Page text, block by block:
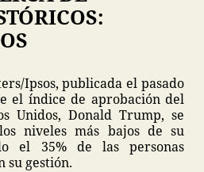
Ipsos, publicada el pasado
el índice de aprobación del
Unidos, Donald Trump, se
niveles más bajos de su
el 35% de las personas
su gestión.